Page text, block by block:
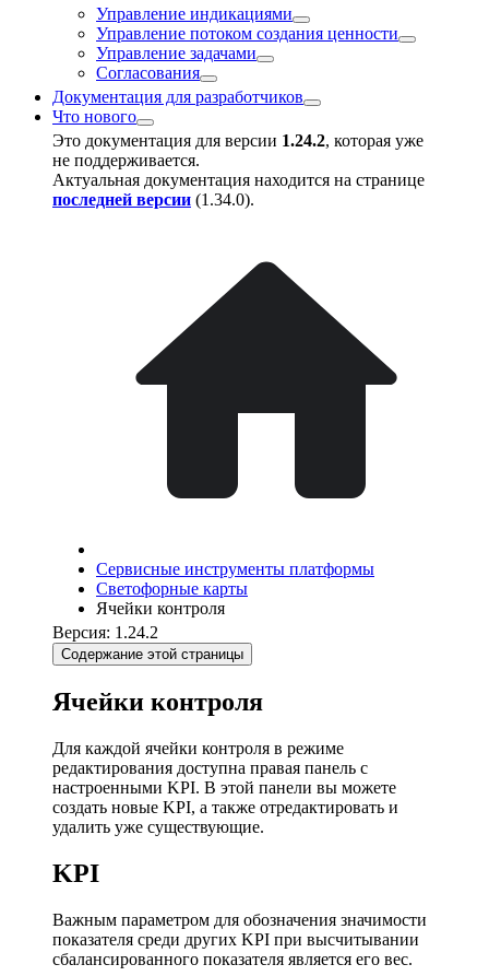
Управление индикациями
Управление потоком создания ценности
Управление задачами
Согласования
Документация для разработчиков
Что нового
Это документация для версии 1.24.2, которая уже
не поддерживается.
Актуальная документация находится на странице
последней версии (1.34.0).
Сервисные инструменты платформы
Светофорные карты
Ячейки контроля
Версия: 1.24.2
Содержание этой страницы
Ячейки контроля
Для каждой ячейки контроля в режиме
редактирования доступна правая панель с
настроенными KPI. В этой панели вы можете
создать новые KPI, а также отредактировать и
удалить уже существующие.
KPI
Важным параметром для обозначения значимости
показателя среди других KPI при высчитывании
сбалансированного показателя является его вес.